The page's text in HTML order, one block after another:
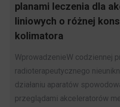
planami leczenia dla
liniowych o różnej
kolimatora
WprowadzenieW codziennej
radioterapeutycznego
działaniu aparatów
przeglądami akceleratorów